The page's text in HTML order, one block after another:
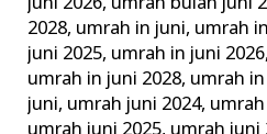
2028, umrah in juni, umrah
juni 2025, umrah in juni 2026,
umrah in juni 2028, umrah
juni, umrah juni 2024,